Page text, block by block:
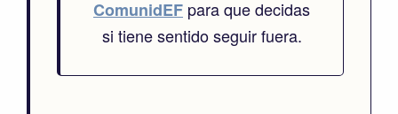
ComunidEF para que decidas
si tiene sentido seguir fuera.